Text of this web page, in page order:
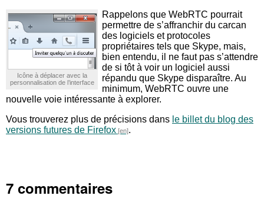
Icône à déplacer avec la
personnalisation de l’interface
Rappelons que WebRTC pourrait
permettre de s’affranchir du carcan
des logiciels et protocoles
propriétaires tels que Skype, mais,
bien entendu, il ne faut pas s’attendre
de si tôt à voir un logiciel aussi
répandu que Skype disparaître. Au
minimum, WebRTC ouvre une
nouvelle voie intéressante à explorer.
Vous trouverez plus de précisions dans le billet du blog des
versions futures de Firefox
.
7 commentaires